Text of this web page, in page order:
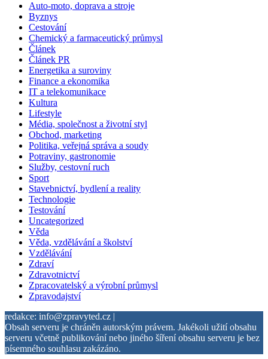
Auto-moto, doprava a stroje
Byznys
Cestování
Chemický a farmaceutický průmysl
Článek
Článek PR
Energetika a suroviny
Finance a ekonomika
IT a telekomunikace
Kultura
Lifestyle
Média, společnost a životní styl
Obchod, marketing
Politika, veřejná správa a soudy
Potraviny, gastronomie
Služby, cestovní ruch
Sport
Stavebnictví, bydlení a reality
Technologie
Testování
Uncategorized
Věda
Věda, vzdělávání a školství
Vzdělávání
Zdraví
Zdravotnictví
Zpracovatelský a výrobní průmysl
Zpravodajství
redakce: info@zpravyted.cz |
Obsah serveru je chráněn autorským právem. Jakékoli užití obsahu
serveru včetně publikování nebo jiného šíření obsahu serveru je bez
písemného souhlasu zakázáno.